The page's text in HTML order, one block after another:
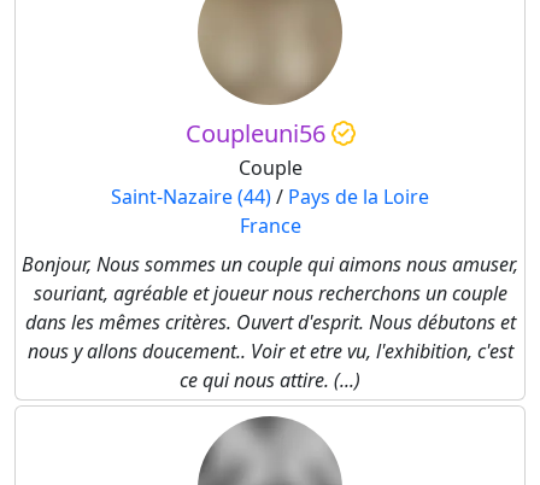
Coupleuni56
Couple
Saint-Nazaire (44)/ Pays de la Loire
France
Bonjour, Nous sommes un couple qui aimons nous amuser,
souriant, agréable et joueur nous recherchons un couple
dans les mêmes critères. Ouvert d'esprit. Nous débutons et
nous y allons doucement.. Voir et etre vu, l'exhibition, c'est
ce qui nous attire. (...)